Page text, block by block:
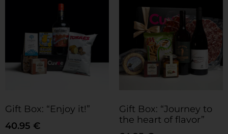
Gift Box: “Enjoy it!”
40.95 €
Gift Box: “Journey to
the heart of flavor”